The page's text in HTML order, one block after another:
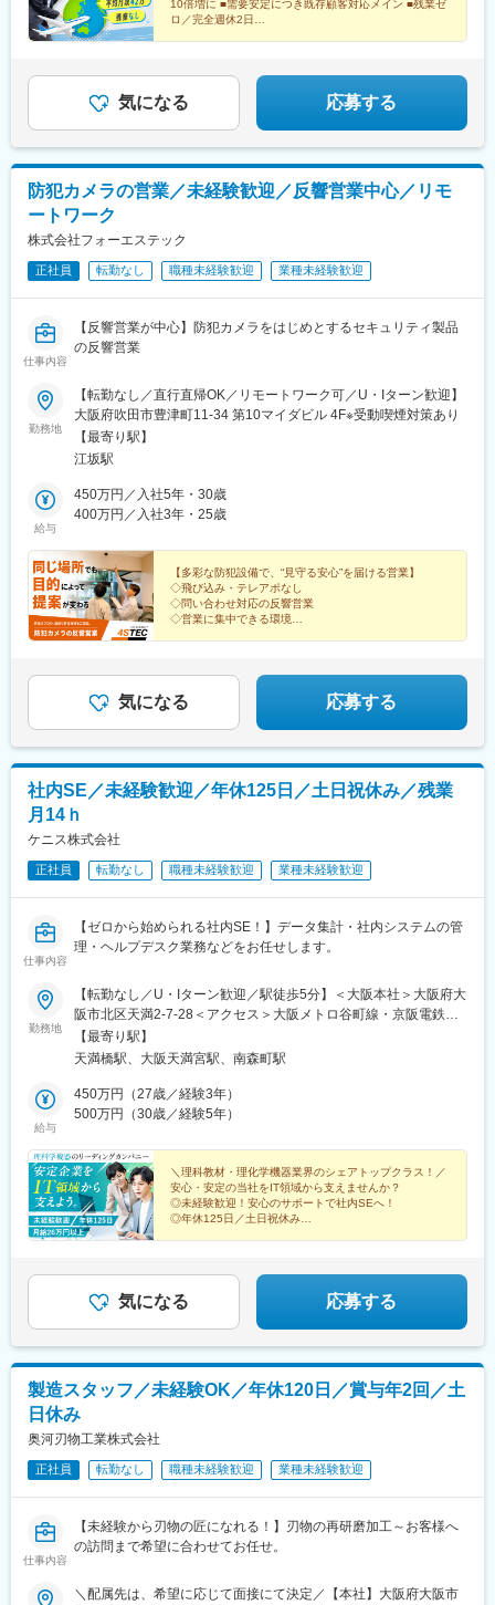
10倍増に ■需要安定につき既存顧客対応メイン ■残業ゼ
ロ／完全週休2日
気になる 応募する
防犯カメラの営業／未経験歓迎／反響営業中心／リモ
ートワーク
株式会社フォーエステック
正社員 転勤なし 職種未経験歓迎 業種未経験歓迎
仕事内容
【反響営業が中心】防犯カメラをはじめとするセキュリティ製品
の反響営業
勤務地
【転勤なし／直行直帰OK／リモートワーク可／U・Iターン歓迎】
大阪府吹田市豊津町11-34 第10マイダビル 4F※受動喫煙対策あり
【最寄り駅】
江坂駅
給与
450万円／入社5年・30歳
400万円／入社3年・25歳
【多彩な防犯設備で、“見守る安心”を届ける営業】
◇飛び込み・テレアポなし
◇問い合わせ対応の反響営業
◇営業に集中できる環境
気になる 応募する
社内SE／未経験歓迎／年休125日／土日祝休み／残業
月14ｈ
ケニス株式会社
正社員 転勤なし 職種未経験歓迎 業種未経験歓迎
仕事内容
【ゼロから始められる社内SE！】データ集計・社内システムの管
理・ヘルプデスク業務などをお任せします。
勤務地
【転勤なし／U・Iターン歓迎／駅徒歩5分】＜大阪本社＞大阪府大
阪市北区天満2-7-28＜アクセス＞大阪メトロ谷町線・京阪電鉄京
阪本線「天満橋駅」 徒歩5分大阪メトロ堺筋線・谷町線「南森町
駅」徒歩10分JR東西線「大阪天満宮駅」徒歩10分※受動喫煙対策
【最寄り駅】
天満橋駅、大阪天満宮駅、南森町駅
給与
450万円（27歳／経験3年）
500万円（30歳／経験5年）
＼理科教材・理化学機器業界のシェアトップクラス！／
安心・安定の当社をIT領域から支えませんか？
◎未経験歓迎！安心のサポートで社内SEへ！
◎年休125日／土日祝休み
気になる 応募する
製造スタッフ／未経験OK／年休120日／賞与年2回／土
日休み
奥河刃物工業株式会社
正社員 転勤なし 職種未経験歓迎 業種未経験歓迎
仕事内容
【未経験から刃物の匠になれる！】刃物の再研磨加工～お客様へ
の訪問まで希望に合わせてお任せ。
＼配属先は、希望に応じて面接にて決定／【本社】大阪府大阪市